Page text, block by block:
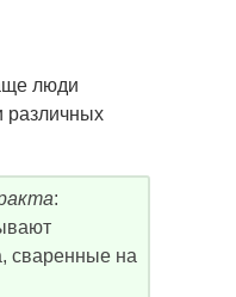
люди
различных
:
сваренные на